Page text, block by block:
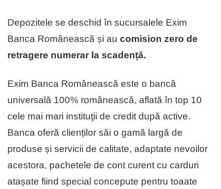
Depozitele se deschid în sucursalele Exim
Banca Românească și au comision zero de
retragere numerar la scadență.
Exim Banca Românească este o bancă
universală 100% românească, aflată în top 10
cele mai mari instituţii de cre­dit după active.
Banca oferă clienților săi o gamă largă de
produse și servicii de calitate, adaptate nevoilor
acestora, pachetele de cont curent cu carduri
atașate fiind special concepute pentru toaate